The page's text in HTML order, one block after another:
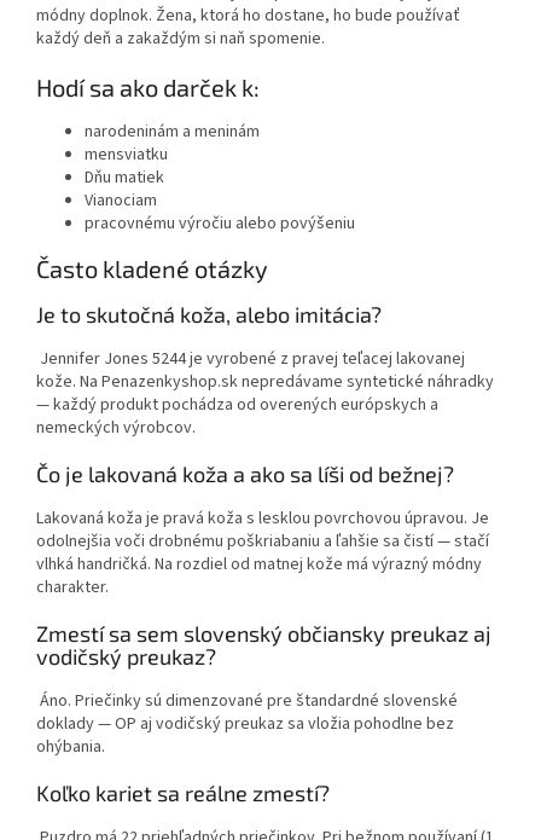
módny doplnok. Žena, ktorá ho dostane, ho bude používať
každý deň a zakaždým si naň spomenie.
Hodí sa ako darček k:
narodeninám a meninám
mensviatku
Dňu matiek
Vianociam
pracovnému výročiu alebo povýšeniu
Často kladené otázky
Je to skutočná koža, alebo imitácia?
Jennifer Jones 5244 je vyrobené z pravej teľacej lakovanej
kože. Na Penazenkyshop.sk nepredávame syntetické náhradky
— každý produkt pochádza od overených európskych a
nemeckých výrobcov.
Čo je lakovaná koža a ako sa líši od bežnej?
Lakovaná koža je pravá koža s lesklou povrchovou úpravou. Je
odolnejšia voči drobnému poškriabaniu a ľahšie sa čistí — stačí
vlhká handričká. Na rozdiel od matnej kože má výrazný módny
charakter.
Zmestí sa sem slovenský občiansky preukaz aj
vodičský preukaz?
Áno. Priečinky sú dimenzované pre štandardné slovenské
doklady — OP aj vodičský preukaz sa vložia pohodlne bez
ohýbania.
Koľko kariet sa reálne zmestí?